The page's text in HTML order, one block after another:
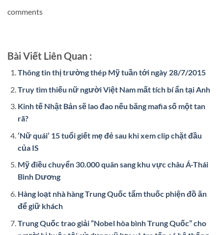
comments
Bài Viết Liên Quan :
Thông tin thị trường thép Mỹ tuần tới ngày 28/7/2015
Truy tìm thiếu nữ người Việt Nam mất tích bí ẩn tại Anh
Kinh tế Nhật Bản sẽ lao đao nếu băng mafia số một tan
rã?
‘Nữ quái’ 15 tuổi giết mẹ đẻ sau khi xem clip chặt đầu
của IS
Mỹ điều chuyển 30.000 quân sang khu vực châu Á-Thái
Bình Dương
Hàng loạt nhà hàng Trung Quốc tẩm thuốc phiện đồ ăn
để giữ khách
Trung Quốc trao giải “Nobel hòa bình Trung Quốc” cho